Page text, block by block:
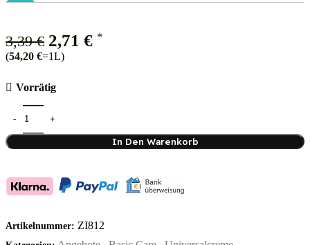
-20%
3,39€ 2,71 € *
(54,20 €=1L)
Vorrätig
In Den Warenkorb
Artikelnummer: ZI812